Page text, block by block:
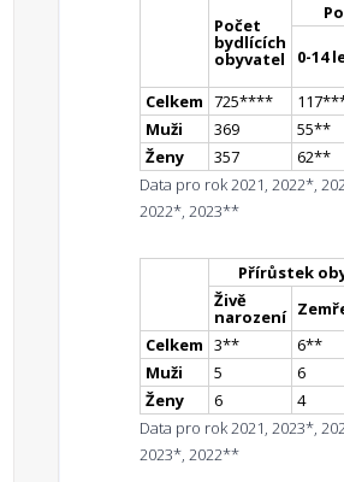
Počet
bydlících
obyvatel 0-14
Celkem 725**** 117**
Muži
369 55**
Ženy
357 62**
Data pro rok 2021, 2022*,
2022*, 2023**
Přírůstek
Živě
narození
Celkem 3** 6**
Muži
5 6
Ženy
6 4
Data pro rok 2021, 2023*,
2023*, 2022**